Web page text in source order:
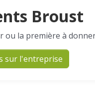
Broust
ou la première à
sur l'entreprise